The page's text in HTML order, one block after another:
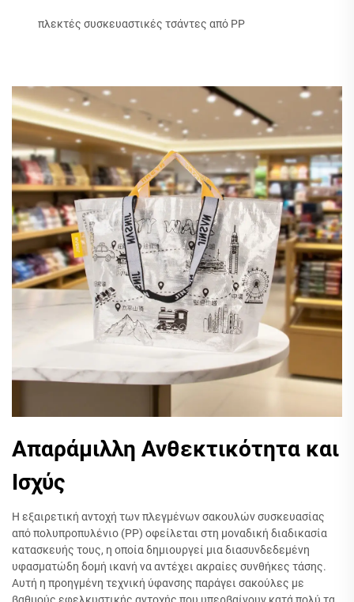
πλεκτές συσκευαστικές τσάντες από PP
Απαράμιλλη Ανθεκτικότητα και
Ισχύς
Η εξαιρετική αντοχή των πλεγμένων σακουλών συσκευασίας
από πολυπροπυλένιο (PP) οφείλεται στη μοναδική διαδικασία
κατασκευής τους, η οποία δημιουργεί μια διασυνδεδεμένη
υφασματώδη δομή ικανή να αντέχει ακραίες συνθήκες τάσης.
Αυτή η προηγμένη τεχνική ύφανσης παράγει σακούλες με